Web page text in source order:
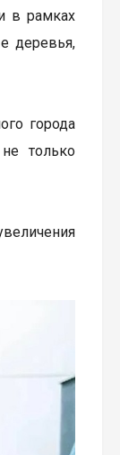
в рамках
деревья,
города
только